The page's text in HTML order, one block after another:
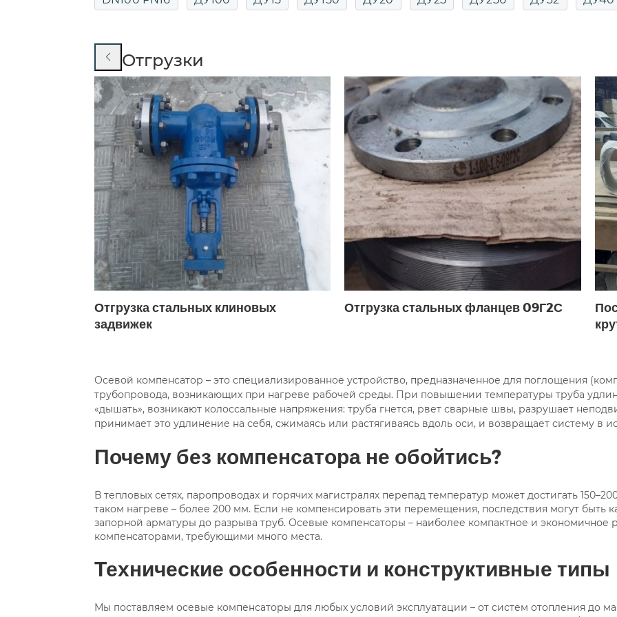
Отгрузки
Отгрузка стальных клиновых
задвижек
Отгрузка стальных фланцев 09Г2С
Осевой компенсатор – это специализированное устройство, предназначенное для поглощения
трубопровода, возникающих при нагреве рабочей среды. При повышении температуры труба
«дышать», возникают колоссальные напряжения: труба гнется, рвет сварные швы, разрушает
принимает это удлинение на себя, сжимаясь или растягиваясь вдоль оси, и возвращает систему в
Почему без компенсатора не обойтись?
В тепловых сетях, паропроводах и горячих магистралях перепад температур может достигать
таком нагреве – более 200 мм. Если не компенсировать эти перемещения, последствия могут быть
запорной арматуры до разрыва труб. Осевые компенсаторы – наиболее компактное и
компенсаторами, требующими много места.
Технические особенности и конструктивные типы
Мы поставляем осевые компенсаторы для любых условий эксплуатации – от систем отопления до